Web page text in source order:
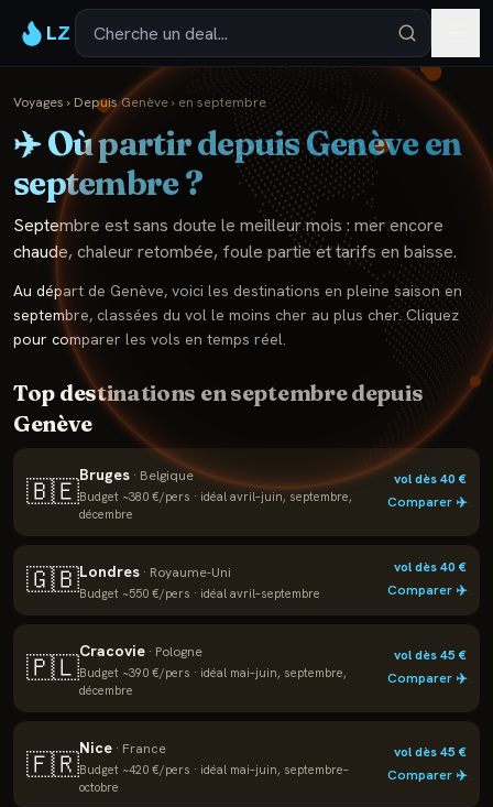
LZ
Voyages › DepuisGenève› en septembre
✈️ Où partir depuisGenèveen
septembre?
Septembre est sans doute le meilleur mois : mer encore
chaude, chaleur retombée, foule partie et tarifs en baisse.
Au départ de Genève, voici les destinations en pleine saison en
septembre, classées du vol le moins cher au plus cher. Cliquez
pour comparer les vols en temps réel.
Top destinations enseptembredepuis
Genève
🇧🇪Bruges · Belgique
Budget ~380 €/pers · idéal avril–juin, septembre,
décembre
vol dès40€
Comparer ✈️
🇬🇧Londres · Royaume-Uni
Budget ~550 €/pers · idéal avril–septembre
vol dès40€
Comparer ✈️
🇵🇱Cracovie · Pologne
Budget ~390 €/pers · idéal mai–juin, septembre,
décembre
vol dès45 €
Comparer ✈️
🇫🇷Nice · France
Budget ~420 €/pers · idéal mai–juin, septembre–
octobre
vol dès45 €
Comparer ✈️